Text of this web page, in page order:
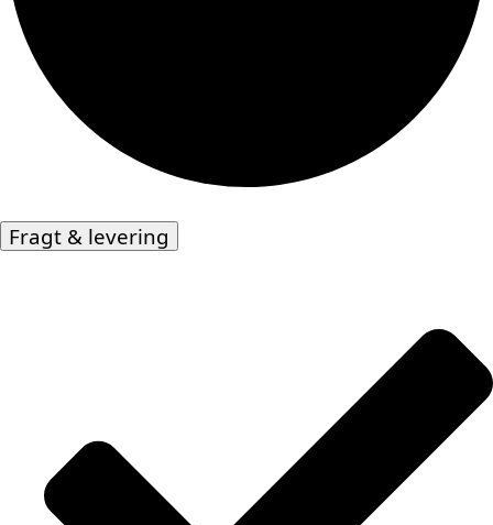
Fragt & levering